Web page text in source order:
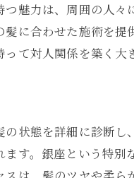
魅力は、周囲の人
に合わせた施術を
て対人関係を築く大
状態を詳細に診断し
す。銀座という特別